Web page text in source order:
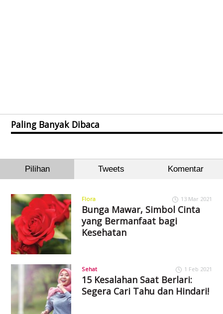
Paling Banyak Dibaca
Pilihan Tweets Komentar
Flora 13 Mar 2021
Bunga Mawar, Simbol Cinta
yang Bermanfaat bagi
Kesehatan
Sehat 1 Feb 2021
15 Kesalahan Saat Berlari:
Segera Cari Tahu dan Hindari!